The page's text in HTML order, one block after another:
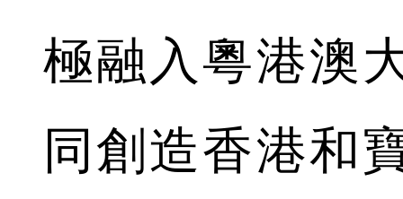
極融入粵港澳
同創造香港和